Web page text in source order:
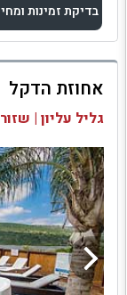
בדיקת זמינות
למתחם זה
בדיקת זמינות
אחוזת הדקל
גליל עליון | שזור